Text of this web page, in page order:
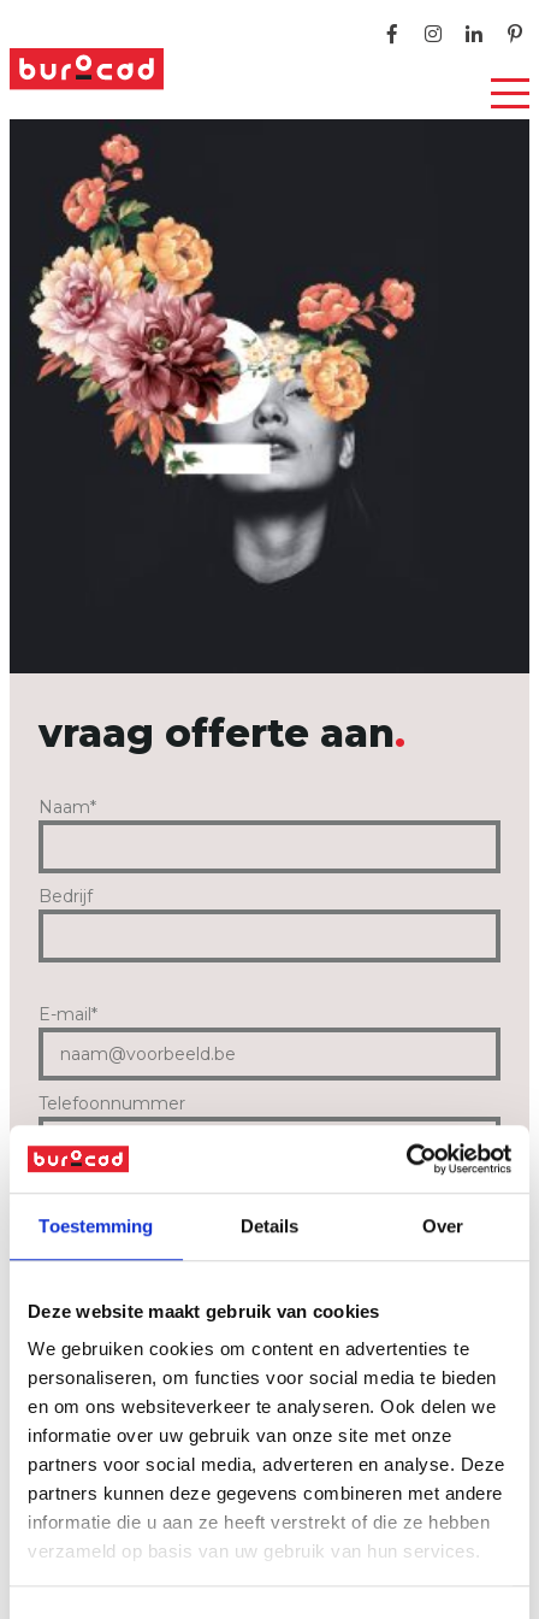
Toestemming Details Over
Deze website maakt gebruik van cookies
We gebruiken cookies om content en advertenties te
personaliseren, om functies voor social media te bieden
en om ons websiteverkeer te analyseren. Ook delen we
informatie over uw gebruik van onze site met onze
partners voor social media, adverteren en analyse. Deze
partners kunnen deze gegevens combineren met andere
informatie die u aan ze heeft verstrekt of die ze hebben
verzameld op basis van uw gebruik van hun services.
vraag offerte aan
Naam*
Bedrijf
E-mail*
Telefoonnummer
Bericht*
Ik geef toestemming dat Burocad bovenstaande gegevens zal
verwerken en bewaren zoals beschreven in de
privacyverklaring .
verzenden